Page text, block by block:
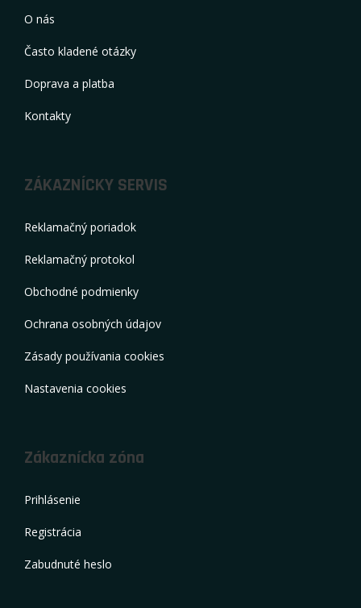
O nás
Často kladené otázky
Doprava a platba
Kontakty
ZÁKAZNÍCKY SERVIS
Reklamačný poriadok
Reklamačný protokol
Obchodné podmienky
Ochrana osobných údajov
Zásady používania cookies
Nastavenia cookies
Zákaznícka zóna
Prihlásenie
Registrácia
Zabudnuté heslo